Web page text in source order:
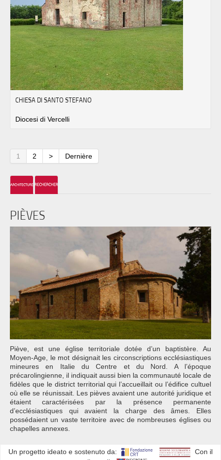
CHIESA DI SANTO STEFANO
Diocesi di Vercelli
1 2 > Dernière
PIÈVES
Piève, est une église territoriale dotée d’un baptistère. Au
Moyen-Age, le mot désignait les circonscriptions ecclésiastiques
mineures en Italie du Centre et du Nord. A l’époque
précarolingienne, il indiquait aussi bien la communauté locale de
fidèles que le district territorial qui l’accueillait ou l’édifice cultuel
où elle se réunissait. Les pièves avaient une autorité juridique et
étaient caractérisées par la présence permanente
d’ecclésiastiques qui avaient la charge des âmes. Elles
possédaient un vaste territoire avec de nombreuses églises ou
chapelles annexes.
Un progetto ideato e sostenuto da:
Con il